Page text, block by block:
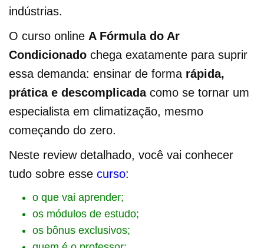
indústrias.
O curso online A Fórmula do Ar
Condicionado chega exatamente para suprir
essa demanda: ensinar de forma rápida,
prática e descomplicadacomo se tornar um
especialista em climatização, mesmo
começando do zero.
Neste review detalhado, você vai conhecer
tudo sobre esse curso:
o que vai aprender;
os módulos de estudo;
os bônus exclusivos;